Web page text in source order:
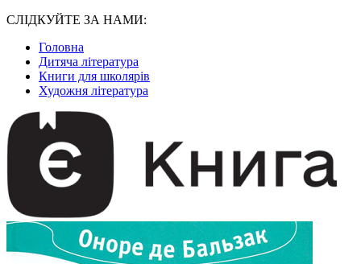
СЛІДКУЙТЕ ЗА НАМИ:
Головна
Дитяча література
Книги для школярів
Художня література